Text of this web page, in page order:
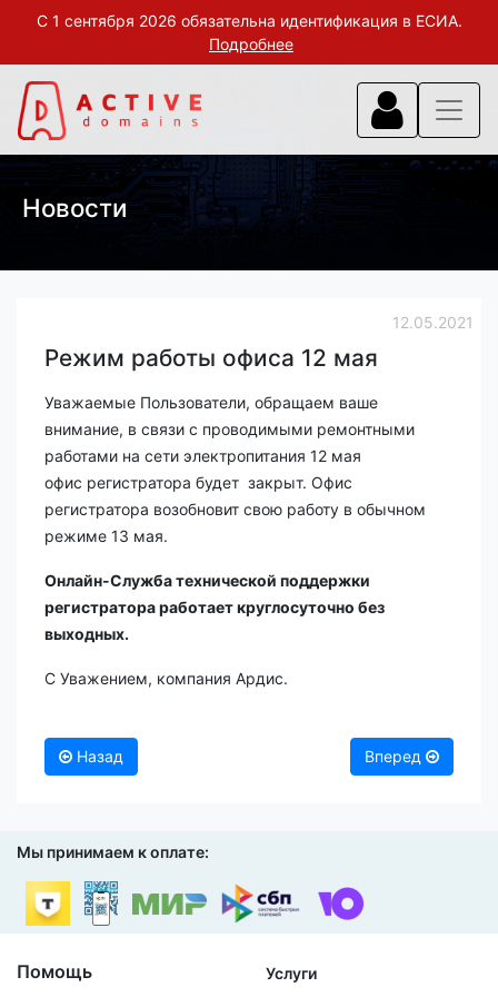
С 1 сентября 2026 обязательна идентификация в ЕСИА.
Подробнее
Новости
12.05.2021
Режим работы офиса 12 мая
Уважаемые Пользователи, обращаем ваше
внимание, в связи с проводимыми ремонтными
работами на сети электропитания 12 мая
офис регистратора будет закрыт. Офис
регистратора возобновит свою работу в обычном
режиме 13 мая.
Онлайн-Служба технической поддержки
регистратора работает круглосуточно без
выходных.
С Уважением, компания Ардис.
Назад Вперед
Мы принимаем к оплате:
Помощь
Услуги